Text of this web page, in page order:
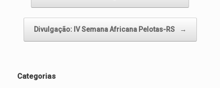
Divulgação: IV Semana Africana Pelotas-RS →
Categorias